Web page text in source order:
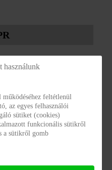
itt érhető el:
Mónika LL.M.
használunk
feltétlenül
az egyes felhasználói
sütiket (cookies)
funkcionális sütikről
a sütikről gomb